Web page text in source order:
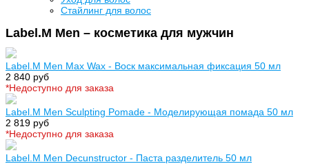
Стайлинг для волос
Label.M Men – косметика для мужчин
Label.M Men Max Wax - Воск максимальная фиксация 50 мл
2 840 руб
*Недоступно для заказа
Label.M Men Sculpting Pomade - Моделирующая помада 50 мл
2 819 руб
*Недоступно для заказа
Label.M Men Decunstructor - Паста разделитель 50 мл